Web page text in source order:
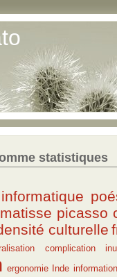
statistiques
informatique
matisse picasso
culturelle
complication
ergonomie Inde